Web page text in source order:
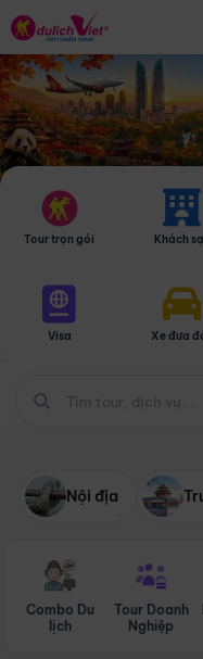
Tour trọn gói Khách
Visa Xe đưa
Nội địa
Combo Du
lịch
Tour Doanh
Nghiệp